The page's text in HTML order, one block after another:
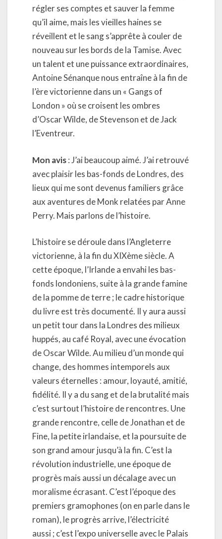
régler ses comptes et sauver la femme
qu’il aime, mais les vieilles haines se
réveillent et le sang s’apprête à couler de
nouveau sur les bords de la Tamise. Avec
un talent et une puissance extraordinaires,
Antoine Sénanque nous entraîne à la fin de
l’ère victorienne dans un « Gangs of
London » où se croisent les ombres
d’Oscar Wilde, de Stevenson et de Jack
l’Eventreur.
Mon avis: J’ai beaucoup aimé. J’ai retrouvé
avec plaisir les bas-fonds de Londres, des
lieux qui me sont devenus familiers grâce
aux aventures de Monk relatées par Anne
Perry. Mais parlons de l’histoire.
L’histoire se déroule dans l’Angleterre
victorienne, à la fin du XIXème siècle. A
cette époque, l’Irlande a envahi les bas-
fonds londoniens, suite à la grande famine
de la pomme de terre ; le cadre historique
du livre est très documenté. Il y aura aussi
un petit tour dans la Londres des milieux
huppés, au café Royal, avec une évocation
de Oscar Wilde. Au milieu d’un monde qui
change, des hommes intemporels aux
valeurs éternelles : amour, loyauté, amitié,
fidélité. Il y a du sang et de la brutalité mais
c’est surtout l’histoire de rencontres. Une
grande rencontre, celle de Jonathan et de
Fine, la petite irlandaise, et la poursuite de
son grand amour jusqu’à la fin. C’est la
révolution industrielle, une époque de
progrès mais aussi un décalage avec un
moralisme écrasant. C’est l’époque des
premiers gramophones (on en parle dans le
roman), le progrès arrive, l’électricité
aussi ; c’est l’expo universelle avec le Palais